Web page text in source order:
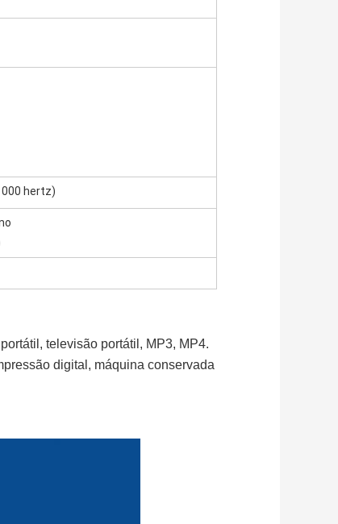
hertz)
televisão portátil, MP3, MP4.
digital, máquina conservada